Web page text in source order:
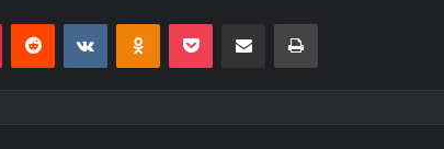
PinterestReddit VKontakteOdnoklassniki
Pocket E-Posta ile paylaş Yazdır